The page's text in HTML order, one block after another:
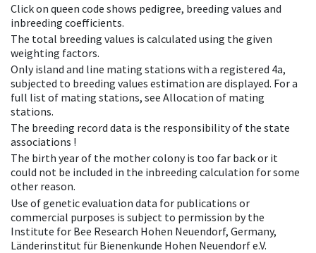
Click on queen code shows pedigree, breeding values and
inbreeding coefficients.
The total breeding values is calculated using the given
weighting factors.
Only island and line mating stations with a registered 4a,
subjected to breeding values estimation are displayed. For a
full list of mating stations, see Allocation of mating
stations.
The breeding record data is the responsibility of the state
associations !
The birth year of the mother colony is too far back or it
could not be included in the inbreeding calculation for some
other reason.
Use of genetic evaluation data for publications or
commercial purposes is subject to permission by the
Institute for Bee Research Hohen Neuendorf, Germany,
Länderinstitut für Bienenkunde Hohen Neuendorf e.V.